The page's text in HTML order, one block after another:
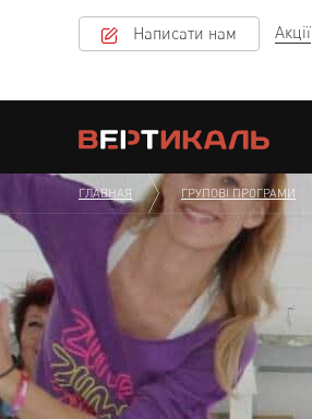
Написати нам Акції
ГЛАВНАЯ ГРУПОВІ ПРОГРАМИ